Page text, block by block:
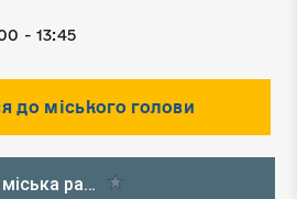
- 13:45
до міського голови